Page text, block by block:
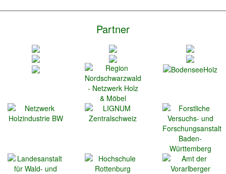
Partner